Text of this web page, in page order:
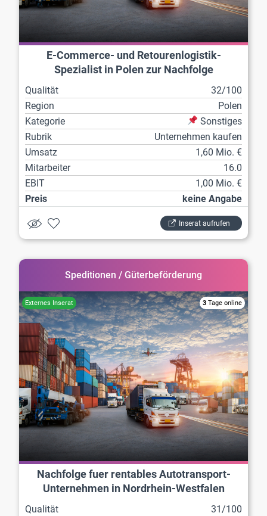
E-Commerce- und Retourenlogistik-
Spezialist in Polen zur Nachfolge
Qualität
32/100
Region
Polen
Kategorie
Sonstiges
Rubrik
Unternehmen kaufen
Umsatz
1,60 Mio. €
Mitarbeiter
16.0
EBIT
1,00 Mio. €
Preis
keine Angabe
Inserat aufrufen
Speditionen / Güterbeförderung
3 Tage online
Nachfolge fuer rentables Autotransport-
Unternehmen in Nordrhein-Westfalen
Qualität
31/100